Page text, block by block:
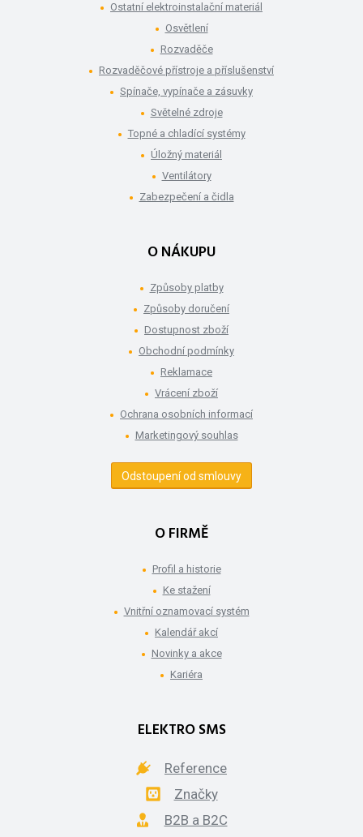
Ostatní elektroinstalační materiál
Osvětlení
Rozvaděče
Rozvaděčové přístroje a příslušenství
Spínače, vypínače a zásuvky
Světelné zdroje
Topné a chladící systémy
Úložný materiál
Ventilátory
Zabezpečení a čidla
O NÁKUPU
Způsoby platby
Způsoby doručení
Dostupnost zboží
Obchodní podmínky
Reklamace
Vrácení zboží
Ochrana osobních informací
Marketingový souhlas
Odstoupení od smlouvy
O FIRMĚ
Profil a historie
Ke stažení
Vnitřní oznamovací systém
Kalendář akcí
Novinky a akce
Kariéra
ELEKTRO SMS
Reference
Značky
B2B a B2C